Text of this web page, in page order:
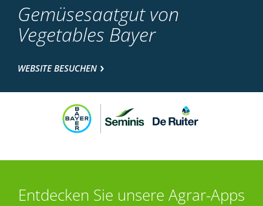
Gemüsesaatgut von
Vegetables Bayer
WEBSITE BESUCHEN
Entdecken Sie unsere Agrar-Apps